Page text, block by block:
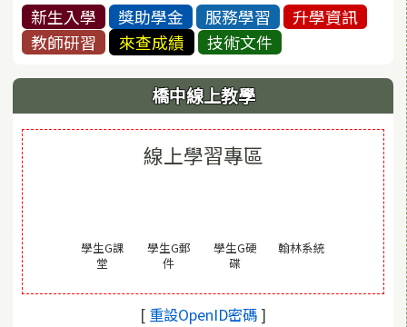
新生入學 獎助學金 服務學習
升學資訊
教師研習
來查成績 技術文件
橋中線上教學
線上學習專區
學生G課
堂
學生G郵
件(另開視窗)
學生G硬
碟(另開視窗)
翰林系統(另開視窗)
[ 重設OpenID密碼(另開視窗)
]